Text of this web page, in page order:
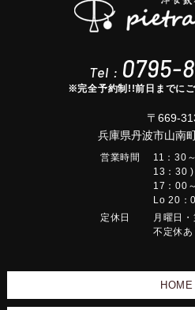
Tel : 0795-
※完全予約制!!前日までにご
〒669-
兵庫県丹波市山南
営業時間
11：30
13：30 )
17：00
Lo 20：
定休日
月曜日
不定休あ
HOME